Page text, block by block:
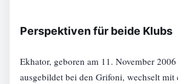
Perspektiven für beide Klubs
Ekhator, geboren am 11. November
ausgebildet bei den Grifoni, wechselt mit